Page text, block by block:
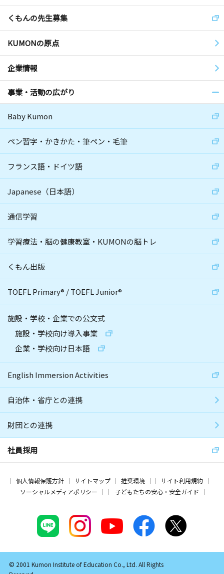
くもんの先生募集
KUMONの原点
企業情報
事業・活動の広がり
Baby Kumon
ペン習字・かきかた・筆ペン・毛筆
フランス語・ドイツ語
Japanese（日本語）
通信学習
学習療法・脳の健康教室・KUMONの脳トレ
くもん出版
TOEFL Primary® /TOEFL Junior®
施設・学校・企業での公文式
施設・学校向け導入事業
企業・学校向け日本語
English Immersion Activities
自治体・省庁との連携
財団との連携
社員採用
個人情報保護方針 サイトマップ 推奨環境
サイト利用規約
ソーシャルメディアポリシー
子どもたちの安心・安全ガイド
© 2001 Kumon Institute of Education Co., Ltd. All Rights